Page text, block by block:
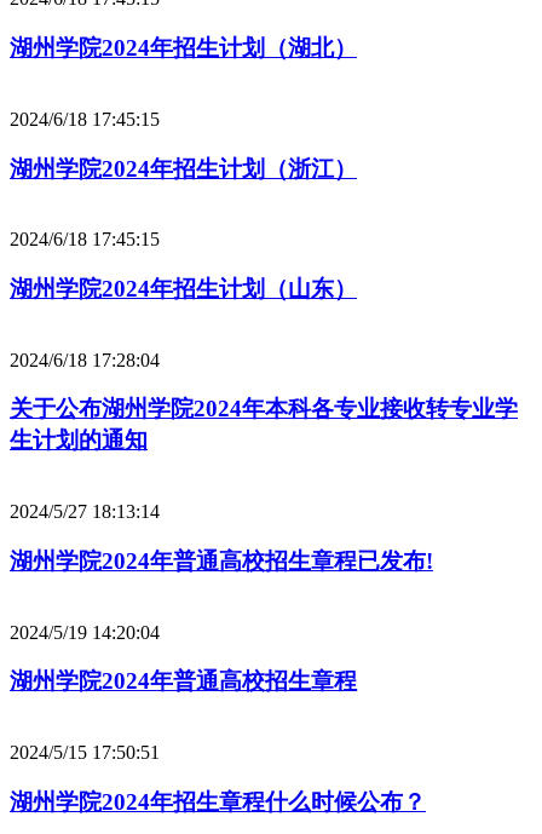
湖州学院2024年招生计划（湖北）
2024/6/18 17:45:15
湖州学院2024年招生计划（浙江）
2024/6/18 17:45:15
湖州学院2024年招生计划（山东）
2024/6/18 17:28:04
关于公布湖州学院2024年本科各专业接收转专业学
生计划的通知
2024/5/27 18:13:14
湖州学院2024年普通高校招生章程已发布!
2024/5/19 14:20:04
湖州学院2024年普通高校招生章程
2024/5/15 17:50:51
湖州学院2024年招生章程什么时候公布？